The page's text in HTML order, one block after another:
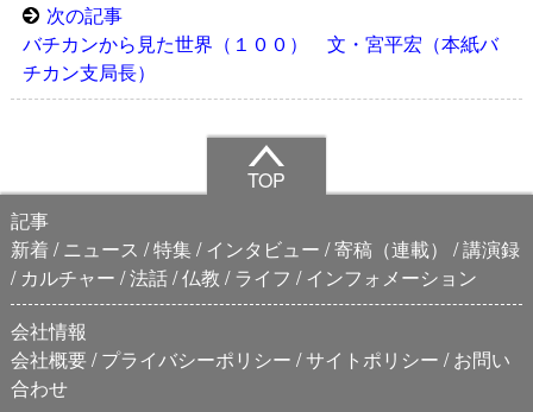
次の記事
バチカンから見た世界（１００） 文・宮平宏（本紙バ
チカン支局長）
TOP
記事
新着
ニュース 特集 インタビュー 寄稿（連載）
講演録
カルチャー 法話 仏教 ライフ
インフォメーション
会社情報
会社概要 プライバシーポリシー サイトポリシー
お問い
合わせ